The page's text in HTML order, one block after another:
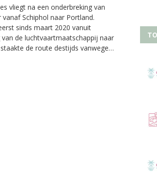
vliegt na een onderbreking van
Schiphol naar Portland.
sinds maart 2020 vanuit
de luchtvaartmaatschappij naar
de route destijds vanwege